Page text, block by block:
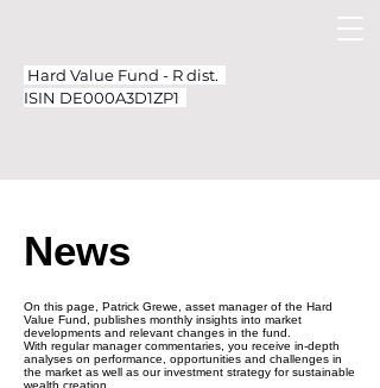
Hard Value Fund - R dist.
ISIN DE000A3D1ZP1
News
On this page, Patrick Grewe, asset manager of the Hard
Value Fund, publishes monthly insights into market
developments and relevant changes in the fund.
With regular manager commentaries, you receive in-depth
analyses on performance, opportunities and challenges in
the market as well as our investment strategy for sustainable
wealth creation.